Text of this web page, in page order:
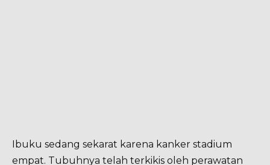
Ibuku sedang sekarat karena kanker stadium
empat. Tubuhnya telah terkikis oleh perawatan